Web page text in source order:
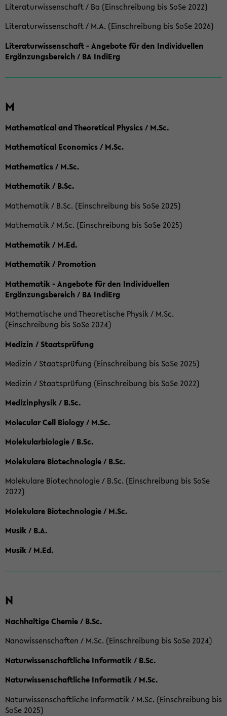
Literaturwissenschaft / Ba (Einschreibung bis SoSe 2022)
Literaturwissenschaft / M.A. (Einschreibung bis SoSe 2026)
Literaturwissenschaft - Angebote für den Individuellen
Ergänzungsbereich / BA IndiErg
M
Mathematical and Theoretical Physics / M.Sc.
Mathematical Economics / M.Sc.
Mathematics / M.Sc.
Mathematik / B.Sc.
Mathematik / B.Sc. (Einschreibung bis SoSe 2025)
Mathematik / M.Sc. (Einschreibung bis SoSe 2025)
Mathematik / M.Ed.
Mathematik / Promotion
Mathematik - Angebote für den Individuellen
Ergänzungsbereich / BA IndiErg
Mathematische und Theoretische Physik / M.Sc.
(Einschreibung bis SoSe 2024)
Medizin / Staatsprüfung
Medizin / Staatsprüfung (Einschreibung bis SoSe 2025)
Medizin / Staatsprüfung (Einschreibung bis SoSe 2022)
Medizinphysik / B.Sc.
Molecular Cell Biology / M.Sc.
Molekularbiologie / B.Sc.
Molekulare Biotechnologie / B.Sc.
Molekulare Biotechnologie / B.Sc. (Einschreibung bis SoSe
2022)
Molekulare Biotechnologie / M.Sc.
Musik / B.A.
Musik / M.Ed.
N
Nachhaltige Chemie / B.Sc.
Nanowissenschaften / M.Sc. (Einschreibung bis SoSe 2024)
Naturwissenschaftliche Informatik / B.Sc.
Naturwissenschaftliche Informatik / M.Sc.
Naturwissenschaftliche Informatik / M.Sc. (Einschreibung bis
SoSe 2025)